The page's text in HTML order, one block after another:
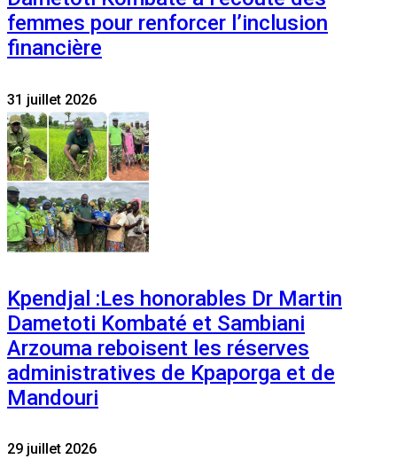
femmes pour renforcer l’inclusion
financière
31 juillet 2026
Kpendjal :Les honorables Dr Martin
Dametoti Kombaté et Sambiani
Arzouma reboisent les réserves
administratives de Kpaporga et de
Mandouri
29 juillet 2026